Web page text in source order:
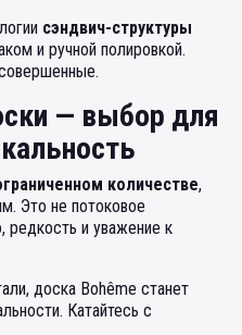
сэндвич-структуры
и ручной полировкой.
— выбор для
количестве,
Это не потоковое
редкость и уважение к
доска Bohême станет
Катайтесь с